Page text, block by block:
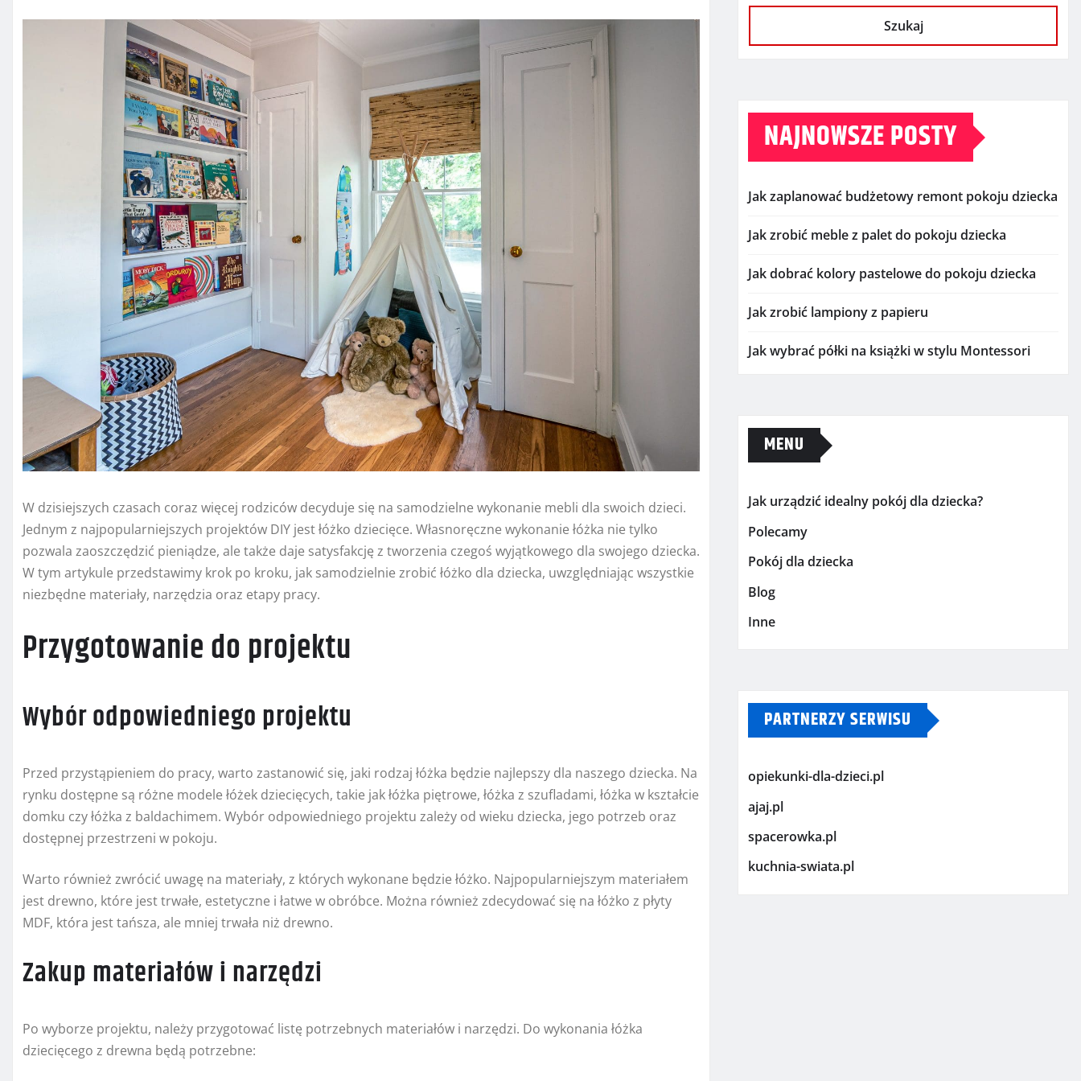
W dzisiejszych czasach coraz więcej rodziców decyduje się na samodzielne wykonanie mebli dla swoich dzieci.
Jednym z najpopularniejszych projektów DIY jest łóżko dziecięce. Własnoręczne wykonanie łóżka nie tylko
pozwala zaoszczędzić pieniądze, ale także daje satysfakcję z tworzenia czegoś wyjątkowego dla swojego dziecka.
W tym artykule przedstawimy krok po kroku, jak samodzielnie zrobić łóżko dla dziecka, uwzględniając wszystkie
niezbędne materiały, narzędzia oraz etapy pracy.
Przygotowanie do projektu
Wybór odpowiedniego projektu
Przed przystąpieniem do pracy, warto zastanowić się, jaki rodzaj łóżka będzie najlepszy dla naszego dziecka. Na
rynku dostępne są różne modele łóżek dziecięcych, takie jak łóżka piętrowe, łóżka z szufladami, łóżka w kształcie
domku czy łóżka z baldachimem. Wybór odpowiedniego projektu zależy od wieku dziecka, jego potrzeb oraz
dostępnej przestrzeni w pokoju.
Warto również zwrócić uwagę na materiały, z których wykonane będzie łóżko. Najpopularniejszym materiałem
jest drewno, które jest trwałe, estetyczne i łatwe w obróbce. Można również zdecydować się na łóżko z płyty
MDF, która jest tańsza, ale mniej trwała niż drewno.
Zakup materiałów i narzędzi
Po wyborze projektu, należy przygotować listę potrzebnych materiałów i narzędzi. Do wykonania łóżka
dziecięcego z drewna będą potrzebne:
Szukaj
NAJNOWSZE POSTY
Jak zaplanować budżetowy remont pokoju dziecka
Jak zrobić meble z palet do pokoju dziecka
Jak dobrać kolory pastelowe do pokoju dziecka
Jak zrobić lampiony z papieru
Jak wybrać półki na książki w stylu Montessori
MENU
Jak urządzić idealny pokój dla dziecka?
Polecamy
Pokój dla dziecka
Blog
Inne
PARTNERZY SERWISU
opiekunki-dla-dzieci.pl
ajaj.pl
spacerowka.pl
kuchnia-swiata.pl